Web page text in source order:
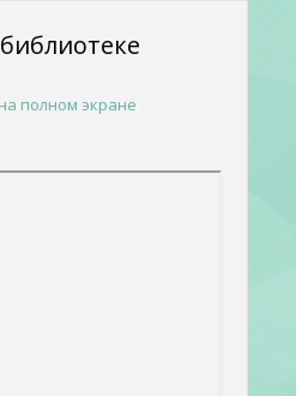
полном экране